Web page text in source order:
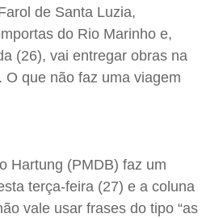
de Santa Luzia,
do Rio Marinho e,
(26), vai entregar obras na
O que não faz uma viagem
Hartung (PMDB) faz um
terça-feira (27) e a coluna
vale usar frases do tipo “as